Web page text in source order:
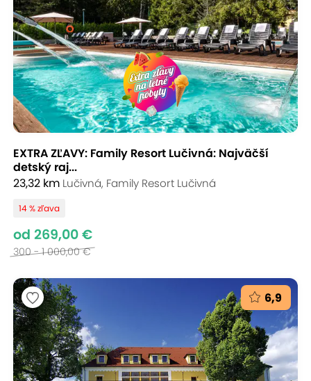
EXTRA ZĽAVY: Family Resort Lučivná: Najväčší
detský raj...
23,32 km Lučivná, Family Resort Lučivná
14 % zľava
od 269,00 €
300 - 1 000,00 €
6,9